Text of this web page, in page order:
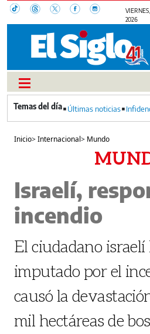
2026
Últimas noticias
Inicio>Internacional> Mundo
Israelí,
incendio
El ciudadano israelí
imputado por el
causó la
mil hectáreas de